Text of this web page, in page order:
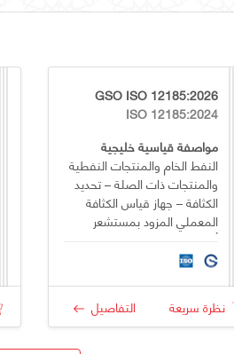
GSO ISO 12185:2026
ISO 12185:2024
مواصفة قياسية خليجية
النفط الخام والمنتجات النفطية
والمنتجات ذات الصلة – تحديد
الكثافة – جهاز قياس الكثافة
المعملي المزود بمستشعر
متذبذب
نظرة سريعة التفاصيل